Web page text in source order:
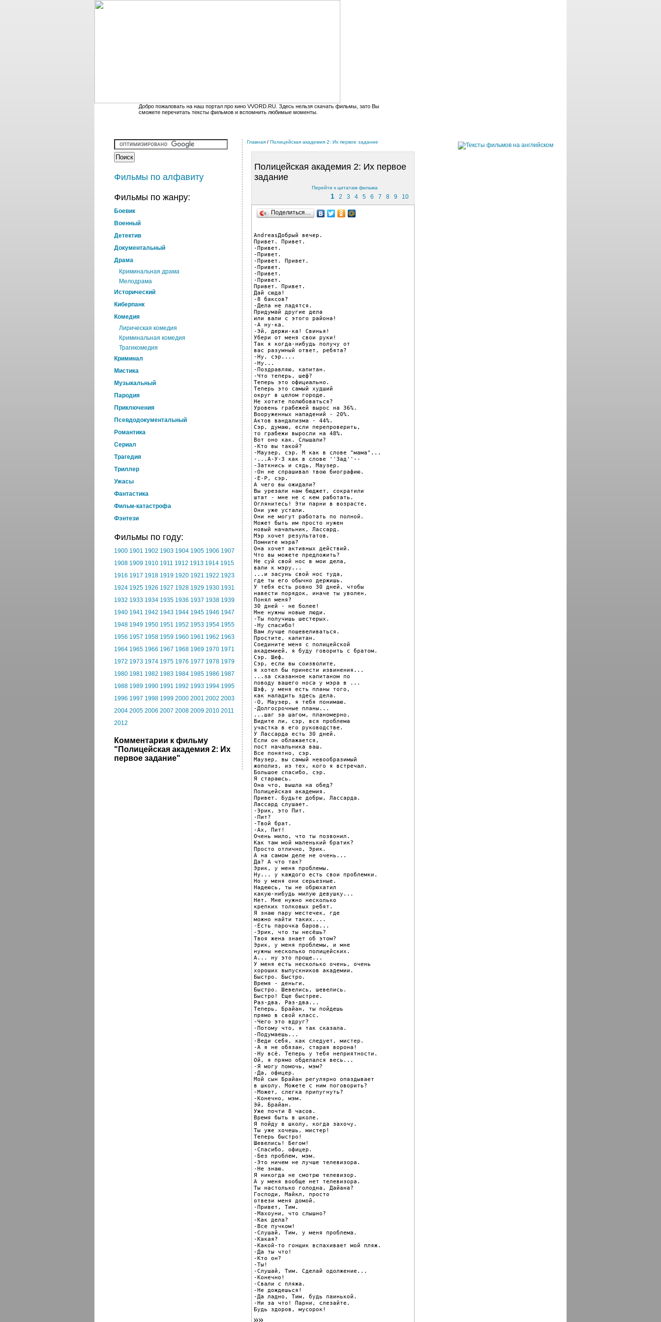
Добро пожаловать на наш портал про кино VVORD.RU. Здесь нельзя скачать фильмы, зато Вы
сможете перечитать тексты фильмов и вспомнить любимые моменты.
Фильмы по алфавиту
Фильмы по жанру:
Боевик
Военный
Детектив
Документальный
Драма
Криминальная драма
Мелодрама
Исторический
Киберпанк
Комедия
Лирическая комедия
Криминальная комедия
Трагикомедия
Криминал
Мистика
Музыкальный
Пародия
Приключения
Псевдодокументальный
Романтика
Cериал
Трагедия
Триллер
Ужасы
Фантастика
Фильм-катастрофа
Фэнтези
Фильмы по году:
1900 1901 1902 1903 1904 1905 1906 1907
1908 1909 1910 1911 1912 1913 1914 1915
1916 1917 1918 1919 1920 1921 1922 1923
1924 1925 1926 1927 1928 1929 1930 1931
1932 1933 1934 1935 1936 1937 1938 1939
1940 1941 1942 1943 1944 1945 1946 1947
1948 1949 1950 1951 1952 1953 1954 1955
1956 1957 1958 1959 1960 1961 1962 1963
1964 1965 1966 1967 1968 1969 1970 1971
1972 1973 1974 1975 1976 1977 1978 1979
1980 1981 1982 1983 1984 1985 1986 1987
1988 1989 1990 1991 1992 1993 1994 1995
1996 1997 1998 1999 2000 2001 2002 2003
2004 2005 2006 2007 2008 2009 2010 2011
2012
Комментарии к фильму
"Полицейская академия 2: Их
первое задание"
Главная / Полицейская академия 2: Их первое задание
Полицейская академия 2: Их первое
задание
Перейти к цитатам фильма
1 2 3 4 5 6 7 8 9 10
Поделиться…
AndreasДобрый вечер.
Привет. Привет.
-Привет.
-Привет.
-Привет. Привет.
-Привет.
-Привет.
-Привет.
Привет. Привет.
Дай сюда!
-8 баксов?
-Дела не ладятся.
Придумай другие дела
или вали с этого района!
-А ну-ка.
-Эй, держи-ка! Свинья!
Убери от меня свои руки!
Так я когда-нибудь получу от
вас разумный ответ, ребята?
-Ну, сэр....
-Ну...
-Поздравляю, капитан.
-Что теперь, шеф?
Теперь это официально.
Теперь это самый худший
округ в целом городе.
Не хотите полюбоваться?
Уровень грабежей вырос на 36%.
Вооруженных нападений - 20%.
Актов вандализма - 44%.
Сэр, думаю, если перепроверить,
то грабежи выросли на 48%.
Вот оно как. Слышали?
-Кто вы такой?
-Маузер, сэр. М как в слове "мама"...
-...А-У-З как в слове ''Зад''--
-Заткнись и сядь, Маузер.
-Он не спрашивал твою биографию.
-Е-Р, сэр.
А чего вы ожидали?
Вы урезали нам бюджет, сократили
штат - мне не с кем работать.
Оглянитесь! Эти парни в возрасте.
Они уже устали.
Они не могут работать по полной.
Может быть им просто нужен
новый начальник, Лассард.
Мэр хочет результатов.
Помните мэра?
Она хочет активных действий.
Что вы можете предложить?
Не суй свой нос в мои дела,
вали к мэру...
...и засунь свой нос туда,
где ты его обычно держишь.
У тебя есть ровно 30 дней, чтобы
навести порядок, иначе ты уволен.
Понял меня?
30 дней - не более!
Мне нужны новые люди.
-Ты получишь шестерых.
-Ну спасибо!
Вам лучше пошевеливаться.
Простите, капитан.
Соедините меня с полицейской
академией, я буду говорить с братом.
Сэр. Шеф.
Сэр, если вы соизволите,
я хотел бы принести извинения...
...за сказанное капитаном по
поводу вашего носа у мэра в ...
Шэф, у меня есть планы того,
как наладить здесь дела.
-О, Маузер, я тебя понимаю.
-Долгосрочные планы...
...шаг за шагом, планомерно.
Видите ли, сэр, вся проблема
участка в его руководстве.
У Лассарда есть 30 дней.
Если он облажается,
пост начальника ваш.
Все понятно, сэр.
Маузер, вы самый невообразимый
жополиз, из тех, кого я встречал.
Большое спасибо, сэр.
Я стараюсь.
Она что, вышла на обед?
Полицейская академия.
Привет. Будьте добры, Лассарда.
Лассард слушает.
-Эрик, это Пит.
-Пит?
-Твой брат.
-Ах, Пит!
Очень мило, что ты позвонил.
Как там мой маленький братик?
Просто отлично, Эрик.
А на самом деле не очень...
Да? А что так?
Эрик, у меня проблемы.
Ну... у каждого есть свои проблемки.
Но у меня они серьезные.
Надеюсь, ты не обрюхатил
какую-нибудь милую девушку...
Нет. Мне нужно несколько
крепких толковых ребят.
Я знаю пару местечек, где
можно найти таких....
-Есть парочка баров...
-Эрик, что ты несёшь?
Твоя жена знает об этом?
Эрик, у меня проблемы, и мне
нужны несколько полицейских.
А... ну это проще...
У меня есть несколько очень, очень
хороших выпускников академии.
Быстро. Быстро.
Время - деньги.
Быстро. Шевелись, шевелись.
Быстро! Еще быстрее.
Раз-два. Раз-два...
Теперь, Брайан, ты пойдешь
прямо в свой класс.
-Чего это вдруг?
-Потому что, я так сказала.
-Подумаешь...
-Веди себя, как следует, мистер.
-А я не обязан, старая ворона!
-Ну всё. Теперь у тебя неприятности.
Ой, я прямо обделался весь...
-Я могу помочь, мэм?
-Да, офицер.
Мой сын Брайан регулярно опаздывает
в школу. Можете с ним поговорить?
-Может, слегка припугнуть?
-Конечно, мэм.
Эй, Брайан.
Уже почти 8 часов.
Время быть в школе.
Я пойду в школу, когда захочу.
Ты уже хочешь, мистер!
Теперь быстро!
Шевелись! Бегом!
-Спасибо, офицер.
-Без проблем, мэм.
-Это ничем не лучше телевизора.
-Не знаю.
Я никогда не смотрю телевизор.
А у меня вообще нет телевизора.
Ты настолько голодна, Дайана?
Господи, Майкл, просто
отвези меня домой.
-Привет, Тим.
-Махоуни, что слышно?
-Как дела?
-Все пучком!
-Слушай, Тим, у меня проблема.
-Какая?
-Какой-то гонщик вспахивает мой пляж.
-Да ты что!
-Кто он?
-Ты!
-Слушай, Тим. Сделай одолжение...
-Конечно!
-Свали с пляжа.
-Не дождешься!
-Да ладно, Тим, будь паинькой.
-Ни за что! Парни, слезайте.
Будь здоров, мусорок!